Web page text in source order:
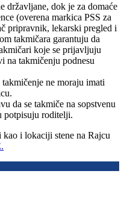
državljane, dok je za domaće
(overena markica PSS za
pripravnik, lekarski pregled i
takmičara garantuju da
koje se prijavljuju
na takmičenju podnesu
ne moraju imati
da se takmiče na sopstvenu
potpisuju roditelji.
i lokaciji stene na Rajcu